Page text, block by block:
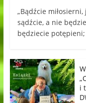
„Bądźcie
sądźcie, a nie
będziecie
i